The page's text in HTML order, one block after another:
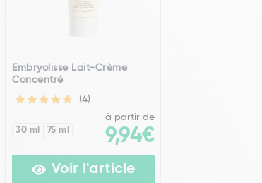
Embryolisse Lait-Crème
Concentré
(4)
30 ml 75 ml
à partir de
9,94€
Voir l'article